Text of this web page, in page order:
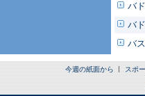
バ
バ
バ
今週の紙面から スポ